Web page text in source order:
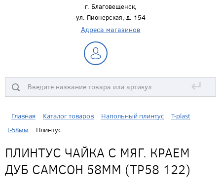
г. Благовещенск,
ул. Пионерская, д. 154
Адреса магазинов
↵
Главная Каталог товаров Напольный плинтус
T-plast
t-58мм
Плинтус
ПЛИНТУС ЧАЙКА С МЯГ. КРАЕМ
ДУБ САМСОН 58ММ (ТР58 122)